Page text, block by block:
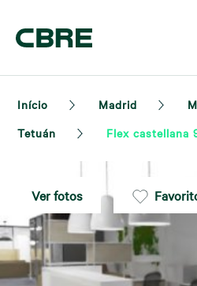
Início Madrid
Tetuán
Flex castellana
Ver fotos